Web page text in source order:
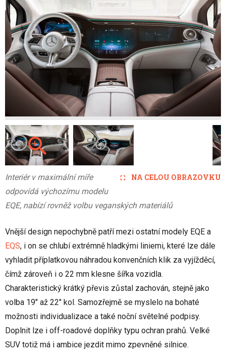
NA CELOU OBRAZOVKU
Interiér v maximální míře
odpovídá výchozímu modelu
EQE, nabízí rovněž volbu veganských materiálů
Vnější design nepochybně patří mezi ostatní modely EQE a
EQS, i on se chlubí extrémně hladkými liniemi, které lze dále
vyhladit příplatkovou náhradou konvenčních klik za vyjížděcí,
čímž zároveň i o 22 mm klesne šířka vozidla.
Charakteristický krátký převis zůstal zachován, stejně jako
volba 19" až 22" kol. Samozřejmě se myslelo na bohaté
možnosti individualizace a také noční světelné podpisy.
Doplnit lze i off-roadové doplňky typu ochran prahů. Velké
SUV totiž má i ambice jezdit mimo zpevněné silnice.